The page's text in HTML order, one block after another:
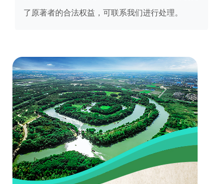
了原著者的合法权益，可联系我们进行处理。